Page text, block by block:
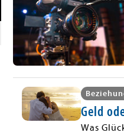
Geld
Was